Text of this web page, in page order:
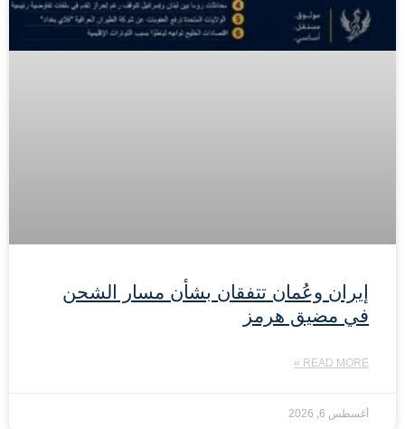
إيران وعُمان تتفقان بشأن مسار الشحن
في مضيق هرمز
READ MORE »
أغسطس 6, 2026